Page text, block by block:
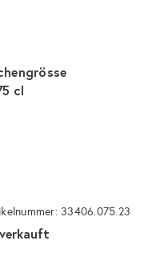
clverfügbar
33406.075.23